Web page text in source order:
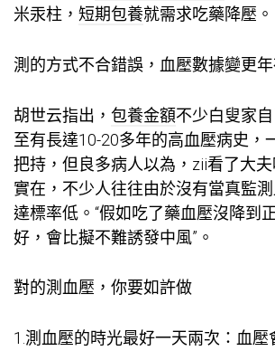
米汞柱， 短期包養就需求吃藥降壓。
測的方式不合錯誤，血壓數據變更
胡世云指出， 包養金額不少白叟家
至有長達10-20多年的高血壓病史，
把持，但良多病人以為，zii看了大夫
實在，不少人往往由於沒有當真監
達標率低。“假如吃了藥血壓沒降到
好，會比擬不難誘發中風”。
對的測血壓，你要如許做
1.測血壓的時光最好一天兩次：血壓